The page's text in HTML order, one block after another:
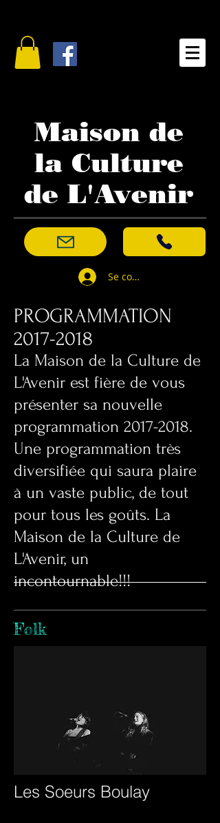
Maison de
la Culture
de L'Avenir
Se connecter
PROGRAMMATION
2017-2018
​La Maison de la Culture de
L'Avenir est fière de vous
présenter sa nouvelle
programmation 2017-2018.
Une programmation très
diversifiée qui saura plaire
à un vaste public, de tout
pour tous les goûts. La
Maison de la Culture de
L'Avenir, un
incontournable!!!
Folk
Les Soeurs Boulay